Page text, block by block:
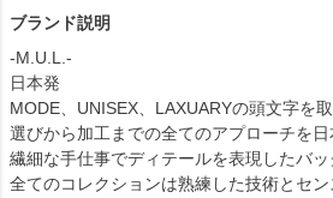
ブランド説明
-M.U.L.-
日本発
MODE、UNISEX、LAXUARYの頭文字を
選びから加工までの全てのアプローチを日
繊細な手仕事でディテールを表現したバッ
全てのコレクションは熟練した技術とセ